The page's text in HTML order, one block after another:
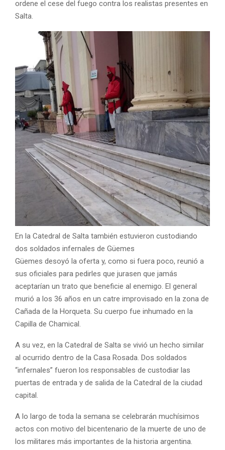
ordene el cese del fuego contra los realistas presentes en
Salta.
En la Catedral de Salta también estuvieron custodiando
dos soldados infernales de Güemes
Güemes desoyó la oferta y, como si fuera poco, reunió a
sus oficiales para pedirles que jurasen que jamás
aceptarían un trato que beneficie al enemigo. El general
murió a los 36 años en un catre improvisado en la zona de
Cañada de la Horqueta. Su cuerpo fue inhumado en la
Capilla de Chamical.
A su vez, en la Catedral de Salta se vivió un hecho similar
al ocurrido dentro de la Casa Rosada. Dos soldados
“infernales” fueron los responsables de custodiar las
puertas de entrada y de salida de la Catedral de la ciudad
capital.
A lo largo de toda la semana se celebrarán muchísimos
actos con motivo del bicentenario de la muerte de uno de
los militares más importantes de la historia argentina.